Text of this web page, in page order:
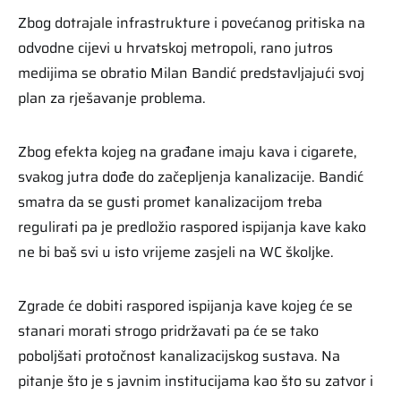
Zbog dotrajale infrastrukture i povećanog pritiska na
odvodne cijevi u hrvatskoj metropoli, rano jutros
medijima se obratio Milan Bandić predstavljajući svoj
plan za rješavanje problema.
Zbog efekta kojeg na građane imaju kava i cigarete,
svakog jutra dođe do začepljenja kanalizacije. Bandić
smatra da se gusti promet kanalizacijom treba
regulirati pa je predložio raspored ispijanja kave kako
ne bi baš svi u isto vrijeme zasjeli na WC školjke.
Zgrade će dobiti raspored ispijanja kave kojeg će se
stanari morati strogo pridržavati pa će se tako
poboljšati protočnost kanalizacijskog sustava. Na
pitanje što je s javnim institucijama kao što su zatvor i